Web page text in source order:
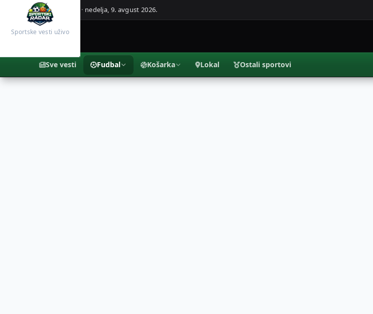
Sportske vesti uživo
Beograd, Srbija · nedelja, 9. avgust 2026.
Sve vesti Fudbal Košarka Lokal Ostali sportovi